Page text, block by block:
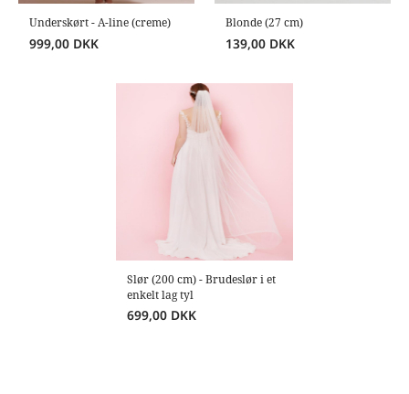
Underskørt - A-line (creme)
999,00 DKK
Blonde (27 cm)
139,00 DKK
Slør (200 cm) - Brudeslør i et
enkelt lag tyl
699,00 DKK